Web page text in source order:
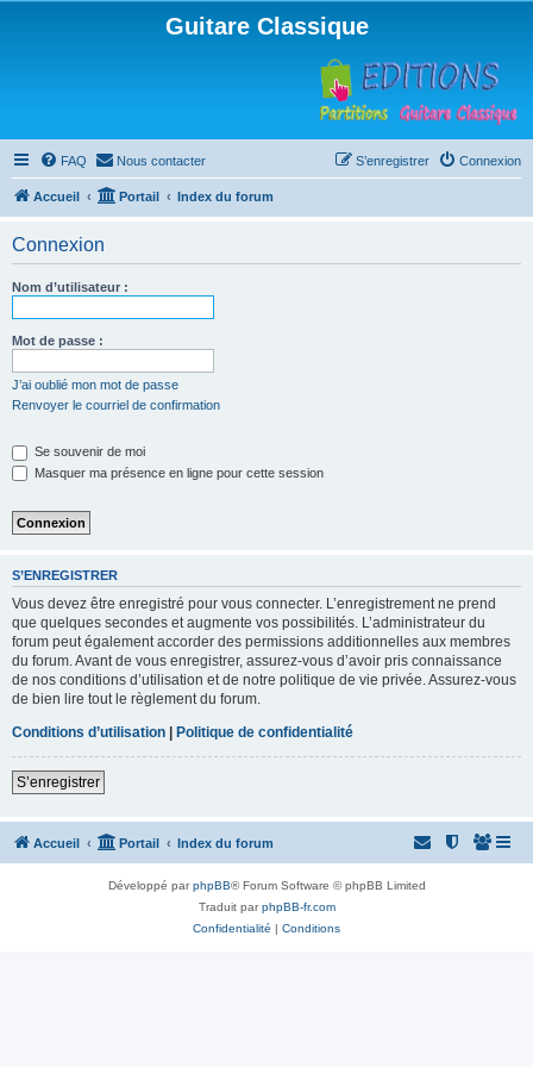
Guitare Classique
FAQ Nous contacter Connexion
S’enregistrer
Accueil Portail Index du forum
Connexion
Nom d’utilisateur :
Mot de passe :
J’ai oublié mon mot de passe
Renvoyer le courriel de confirmation
Se souvenir de moi
Masquer ma présence en ligne pour cette session
S’ENREGISTRER
Vous devez être enregistré pour vous connecter. L’enregistrement ne prend
que quelques secondes et augmente vos possibilités. L’administrateur du
forum peut également accorder des permissions additionnelles aux membres
du forum. Avant de vous enregistrer, assurez-vous d’avoir pris connaissance
de nos conditions d’utilisation et de notre politique de vie privée. Assurez-vous
de bien lire tout le règlement du forum.
Conditions d’utilisation | Politique de confidentialité
S’enregistrer
Accueil Portail Index du forum
Développé parphpBB® Forum Software © phpBB Limited
Traduit parphpBB-fr.com
Confidentialité | Conditions